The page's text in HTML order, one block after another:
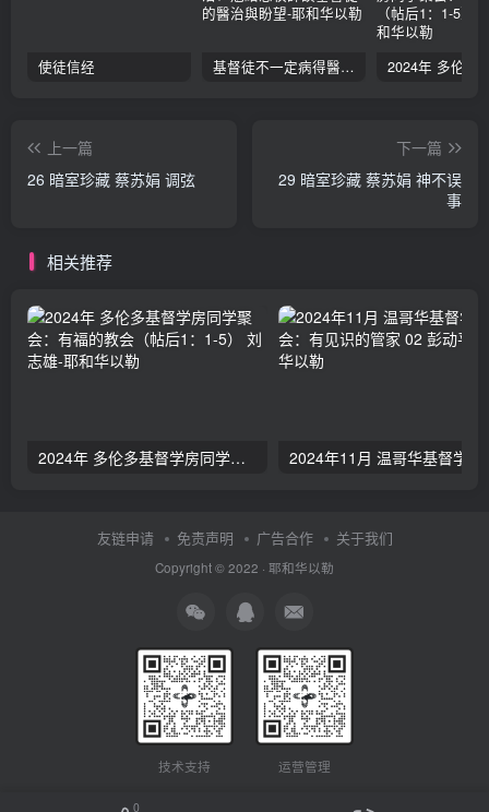
使徒信经 基督徒不一定病得醫治？寇紹恩牧師談基督徒的醫治與盼望
上一篇
26 暗室珍藏 蔡苏娟 调弦
下一篇
29 暗室珍藏 蔡苏娟 神不误
事
相关推荐
2024年 多伦多基督学房同学聚会：有福的教会（帖后1：1-5） 刘志雄
友链申请 免责声明 广告合作 关于我们
Copyright © 2022 · 耶和华以勒
技术支持 运营管理
0